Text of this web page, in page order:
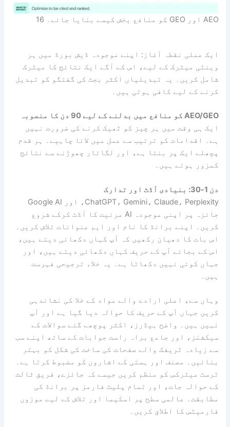
AEO اور GEO کو منافع بخش کیسے بنایا جائے۔ 16
ایک عملی نقطہ آغاز: اپنے موجودہ ڈیش بورڈ میں ہر
وینٹی میٹرک کے لیے، اس کے آگے ایک نتائج کا میٹرک
شامل کریں۔ یہ تبدیلیاں اکثر بجٹ کی گفتگو کو تبدیل
کرنے کے لیے کافی ہوتی ہیں۔
AEO/GEO کو منافع میں بدلنے کے لیے 90 دن کا منصوبہ
ایک ہی وقت میں ہر چیز کو ٹھیک کرنے کی ضرورت نہیں
ہے۔ اقدامات کو ترتیب سے عمل میں لانا چاہیے۔ ہر قدم
پچھلے ایک پر بنتا ہے، اور لگاتار چھوڑنے سے نتائج
کمزور ہوتے ہیں۔
دن 1-30: بنیادی آڈٹ اور تدارک
ChatGPT، Gemini، Claude، Perplexity، اور Google AI
جائزہ پر اپنی موجودہ AI مرئیت کا آڈٹ کرکے شروع
کریں۔ اپنے برانڈ کا نام اور اہم عنوانات تلاش کریں۔
اس بات کا دھیان رکھیں کہ آپ کہاں دکھائی دیتے ہیں،
اس کے بجائے آپ کے حریف کہاں دکھائی دیتے ہیں، اور
جہاں کوئی نہیں دکھاتا ہے۔ یہ خلاء ترجیحی فہرست
ہیں۔
وہاں سے، اعلی ارادے والے مواد کے خلا کی نشاندہی
کریں جہاں آپ کے حریف کا حوالہ دیا گیا ہے اور آپ
نہیں ہیں۔ واضح ہیڈرز، اکثر پوچھے گئے سوالات کے
سیکشنز، اور جامع براہ راست جوابات کے ساتھ اپنے سب
سے زیادہ ٹریفک والے صفحات کی ساخت کی شکل کو بہتر
بنائیں۔ مصنف اور ہستی کے اشاروں کو مضبوط کرتا ہے۔
ٹرسٹ میٹرکس کو منظم کریں جیسے کہ جائزے، فریق ثالث
کے حوالہ جات، اور تمام پلیٹ فارمز پر برانڈ کی
مطابقت۔ عالمی سطح پر اسکیما اور تلاش کے لیے موزوں
فارمیٹس کا اطلاق کریں۔